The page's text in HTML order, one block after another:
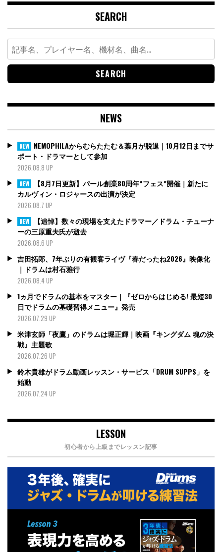
SEARCH
Search
for:
NEWS
NEW NEMOPHILAからむらたたむ＆葉月が脱退｜10月12日までサ
ポート・ドラマーとして参加
2026.08.8 UP
NEW
【8月7日更新】パール創業80周年“フェス”開催｜新たに
カルヴィン・ロジャースの出演が決定
2026.08.7 UP
NEW
【追悼】数々の現場を支えたドラマー／ドラム・チューナ
ーの三原重夫氏が逝去
2026.08.6 UP
吉田拓郎、7年ぶりの有観客ライヴ『春だったね2026』映像化
｜ドラムは村石雅行
2026.08.4 UP
1ヵ月でドラムの基本をマスター｜『ゼロからはじめる! 最短30
日でドラムの基礎習得メニュー』発売
2026.07.29 UP
米津玄師「夜鷹」のドラムは堀正輝｜映画『キングダム 魂の決
戦』主題歌
2026.07.26 UP
鈴木貴雄がドラム動画レッスン・サービス「DRUM SUPPS」を
始動
2026.07.24 UP
LESSON
初心者から上級までレッスン記事